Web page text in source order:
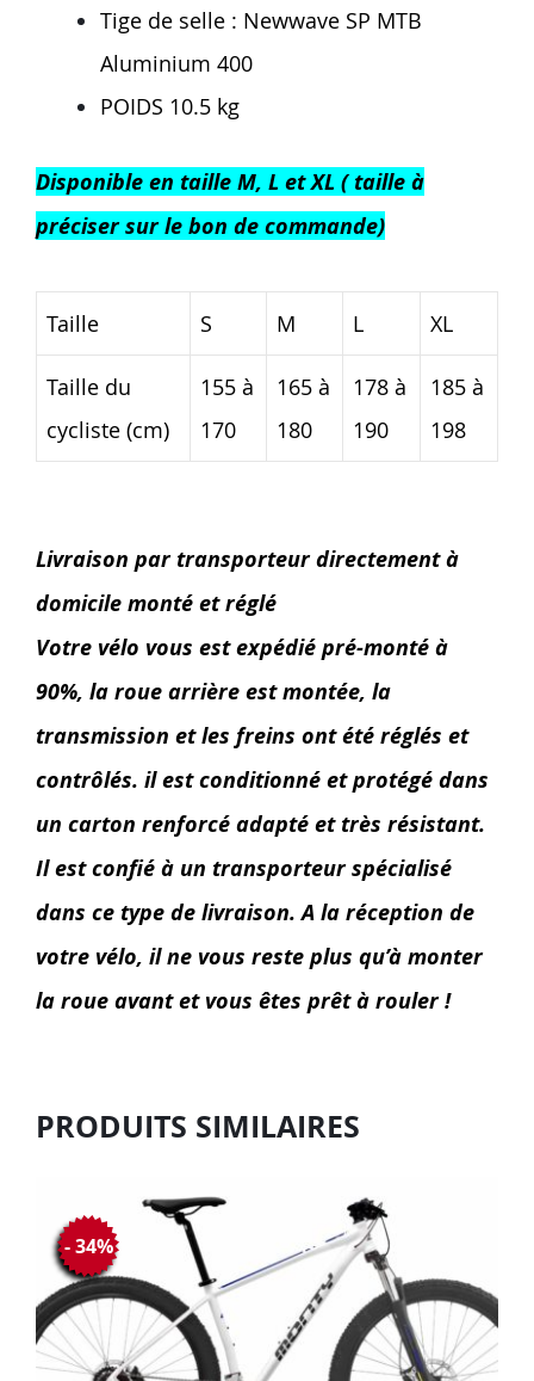
Tige de selle : Newwave SP MTB
Aluminium 400
POIDS 10.5 kg
Disponible en taille M, L et XL ( taille à
préciser sur le bon de commande)
Taille S M L XL
Taille du
cycliste (cm)
155 à
170
165 à
180
178 à
190
185 à
198
Livraison par transporteur directement à
domicile monté et réglé
Votre vélo vous est expédié pré-monté à
90%, la roue arrière est montée, la
transmission et les freins ont été réglés et
contrôlés. il est conditionné et protégé dans
un carton renforcé adapté et très résistant.
Il est confié à un transporteur spécialisé
dans ce type de livraison. A la réception de
votre vélo, il ne vous reste plus qu’à monter
la roue avant et vous êtes prêt à rouler !
PRODUITS SIMILAIRES
- 34%